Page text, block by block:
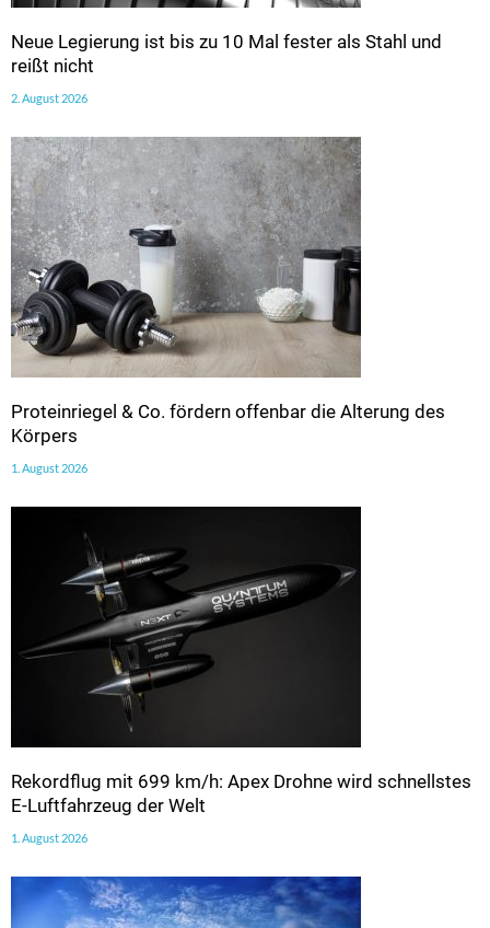
Neue Legierung ist bis zu 10 Mal fester als Stahl und
reißt nicht
2. August 2026
Proteinriegel & Co. fördern offenbar die Alterung des
Körpers
1. August 2026
Rekordflug mit 699 km/h: Apex Drohne wird schnellstes
E-Luftfahrzeug der Welt
1. August 2026